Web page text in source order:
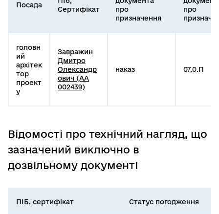
Посада
Сертифікат
про
призначення
про
головн
ий
архітек
тор
проект
у
Завражин
Дмитро
Олександр
ович (АА
002439)
наказ 07.0.П
Відомості про технічний нагляд, що
зазначений виключно в
дозвільному документі
ПІБ, сертифікат Статус погодження